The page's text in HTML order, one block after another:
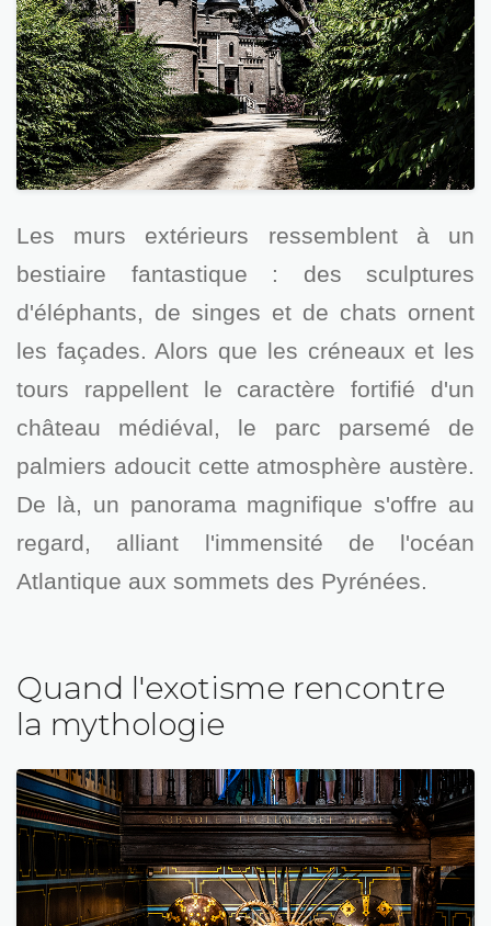
Les murs extérieurs ressemblent à un
bestiaire fantastique : des sculptures
d'éléphants, de singes et de chats ornent
les façades. Alors que les créneaux et les
tours rappellent le caractère fortifié d'un
château médiéval, le parc parsemé de
palmiers adoucit cette atmosphère austère.
De là, un panorama magnifique s'offre au
regard, alliant l'immensité de l'océan
Atlantique aux sommets des Pyrénées.
Quand l'exotisme rencontre
la mythologie